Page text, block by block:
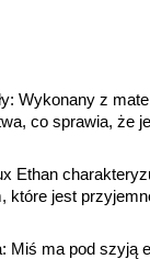
: Wykonany z
co sprawia, że
Ethan
które jest
: Miś ma pod szyją